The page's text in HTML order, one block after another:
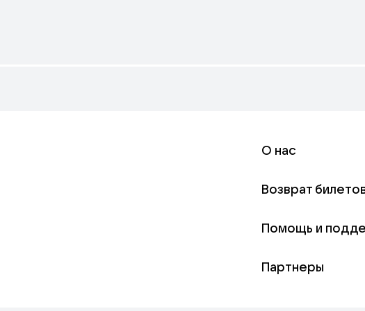
О нас
Возврат
Помощь и
Партнеры